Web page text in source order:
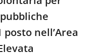
nell’Area